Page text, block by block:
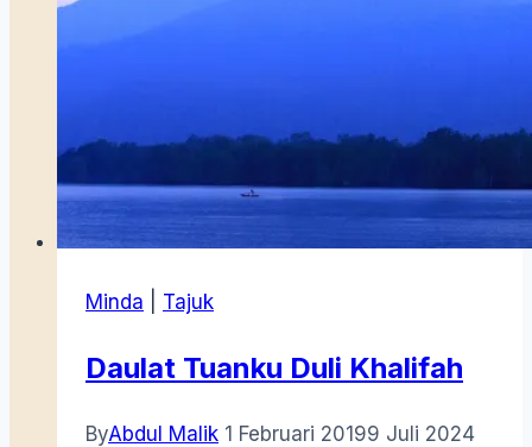
Minda Tajuk
Daulat Tuanku Duli Khalifah
ByAbdul Malik 1 Februari 20199 Juli 2024